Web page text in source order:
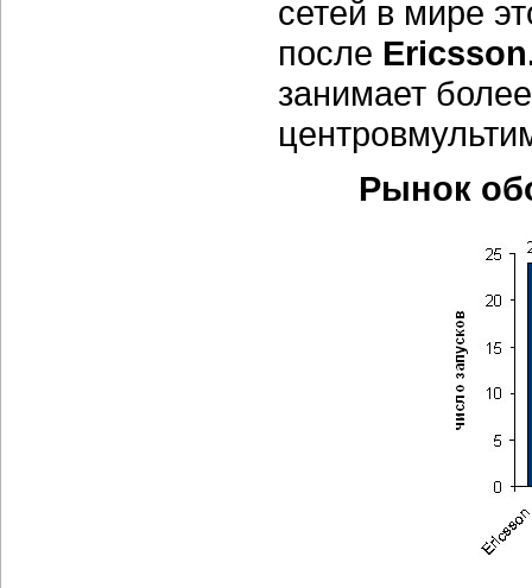
сетей в мире
после
занимает
Рынок